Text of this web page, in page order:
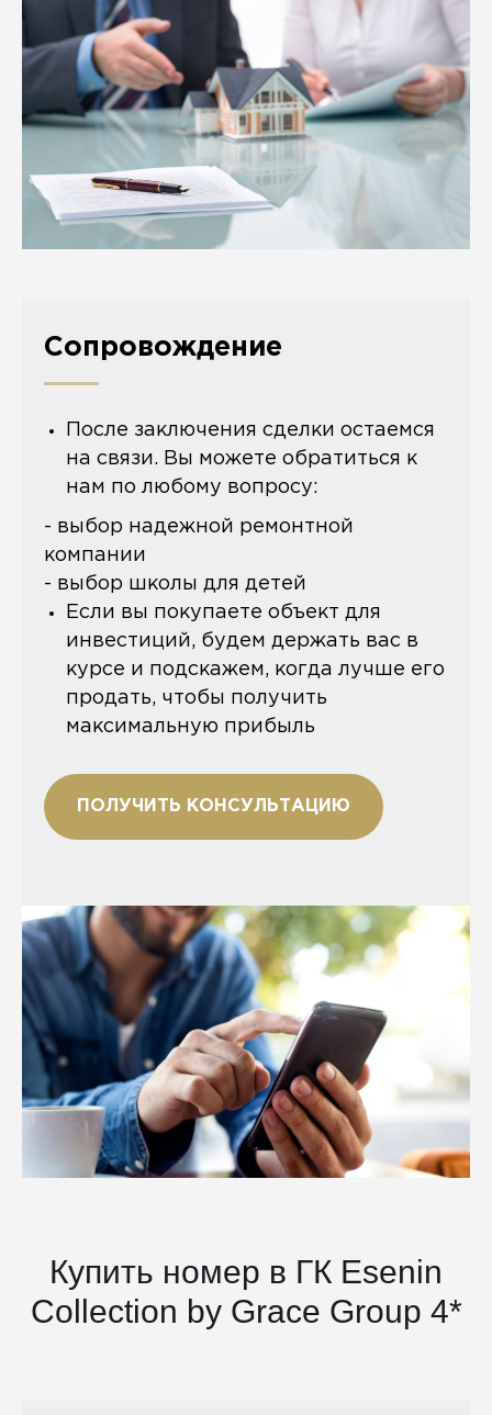
Сопровождение
После заключения сделки остаемся
на связи. Вы можете обратиться к
нам по любому вопросу:
- выбор надежной ремонтной
компании
- выбор школы для детей
Если вы покупаете объект для
инвестиций, будем держать вас в
курсе и подскажем, когда лучше его
продать, чтобы получить
максимальную прибыль
ПОЛУЧИТЬ КОНСУЛЬТАЦИЮ
Купить номер в ГК Esenin
Collection by Grace Group 4*